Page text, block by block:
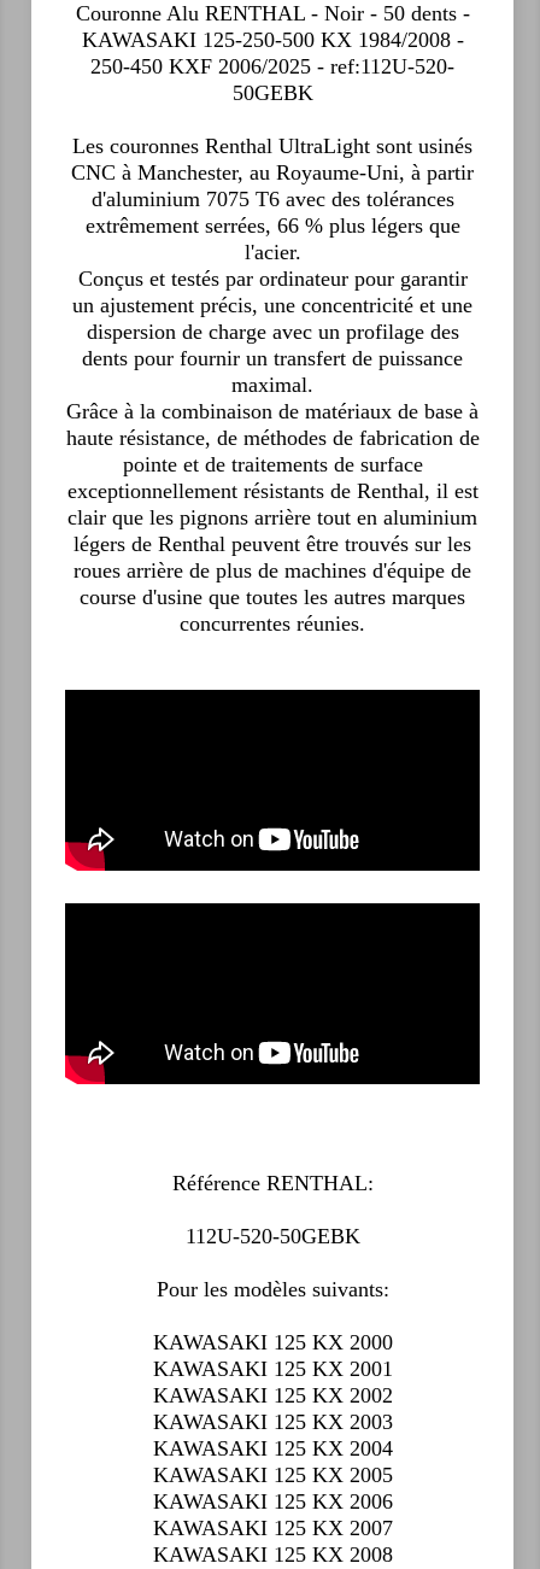
Couronne Alu RENTHAL - Noir - 50 dents -
KAWASAKI 125-250-500 KX 1984/2008 -
250-450 KXF 2006/2025 - ref:112U-520-
50GEBK
Les couronnes Renthal UltraLight sont usinés
CNC à Manchester, au Royaume-Uni, à partir
d'aluminium 7075 T6 avec des tolérances
extrêmement serrées, 66 % plus légers que
l'acier.
Conçus et testés par ordinateur pour garantir
un ajustement précis, une concentricité et une
dispersion de charge avec un profilage des
dents pour fournir un transfert de puissance
maximal.
Grâce à la combinaison de matériaux de base à
haute résistance, de méthodes de fabrication de
pointe et de traitements de surface
exceptionnellement résistants de Renthal, il est
clair que les pignons arrière tout en aluminium
légers de Renthal peuvent être trouvés sur les
roues arrière de plus de machines d'équipe de
course d'usine que toutes les autres marques
concurrentes réunies.
Référence RENTHAL:
112U-520-50GEBK
Pour les modèles suivants:
KAWASAKI 125 KX 2000
KAWASAKI 125 KX 2001
KAWASAKI 125 KX 2002
KAWASAKI 125 KX 2003
KAWASAKI 125 KX 2004
KAWASAKI 125 KX 2005
KAWASAKI 125 KX 2006
KAWASAKI 125 KX 2007
KAWASAKI 125 KX 2008